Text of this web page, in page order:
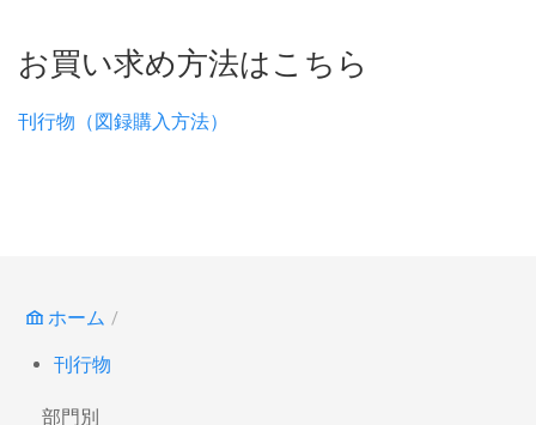
お買い求め方法はこちら
刊行物（図録購入方法）
ホーム
刊行物
部門別